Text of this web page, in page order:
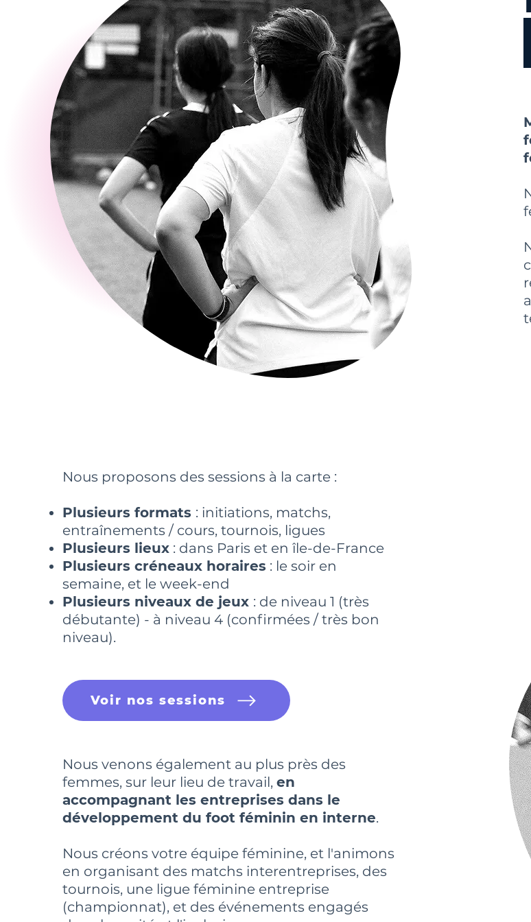
Nous proposons des sessions à la carte :
Plusieurs formats : initiations, matchs,
entraînements / cours, tournois, ligues
Plusieurs lieux : dans Paris et en île-de-France
Plusieurs créneaux horaires : le soir en
semaine, et le week-end
Plusieurs niveaux de jeux : de niveau 1 (très
débutante) - à niveau 4 (confirmées / très bon
niveau).
Voir nos sessions
Nous venons également au plus près des
femmes, sur leur lieu de travail, en
accompagnant les entreprises dans le
développement du foot féminin en interne.
Nous créons votre équipe féminine, et l'animons
en organisant des matchs interentreprises, des
tournois, une ligue féminine entreprise
(championnat), et des événements engagés